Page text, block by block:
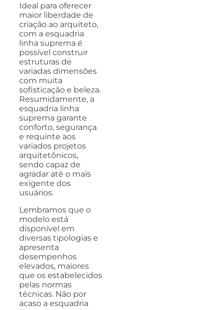
Ideal para oferecer
maior liberdade de
criação ao arquiteto,
com a esquadria
linha suprema é
possível construir
estruturas de
variadas dimensões
com muita
sofisticação e beleza.
Resumidamente, a
esquadria linha
suprema garante
conforto, segurança
e requinte aos
variados projetos
arquitetônicos,
sendo capaz de
agradar até o mais
exigente dos
usuários.
Lembramos que o
modelo está
disponível em
diversas tipologias e
apresenta
desempenhos
elevados, maiores
que os estabelecidos
pelas normas
técnicas. Não por
acaso a esquadria